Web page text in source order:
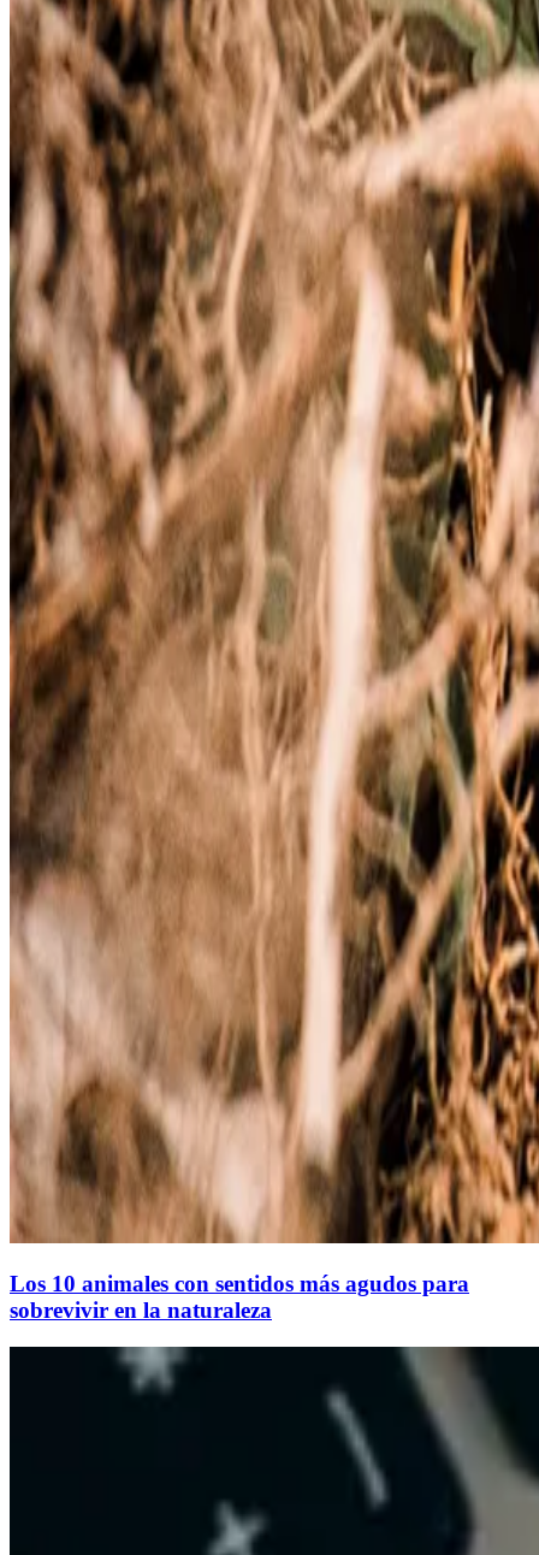
Los 10 animales con sentidos más agudos para
sobrevivir en la naturaleza